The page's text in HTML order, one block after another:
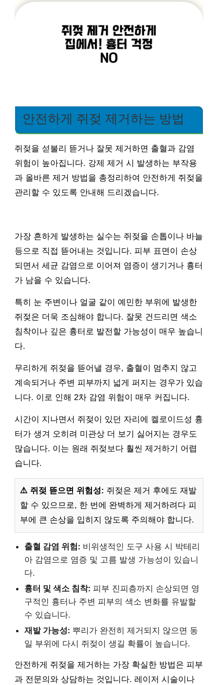
안전하게 쥐젖 제거하는 방법
쥐젖을 섣불리 뜯거나 잘못 제거하면 출혈과 감염
위험이 높아집니다. 강제 제거 시 발생하는 부작용
과 올바른 제거 방법을 총정리하여 안전하게 쥐젖을
관리할 수 있도록 안내해 드리겠습니다.
가장 흔하게 발생하는 실수는 쥐젖을 손톱이나 바늘
등으로 직접 뜯어내는 것입니다. 피부 표면이 손상
되면서 세균 감염으로 이어져 염증이 생기거나 흉터
가 남을 수 있습니다.
특히 눈 주변이나 얼굴 같이 예민한 부위에 발생한
쥐젖은 더욱 조심해야 합니다. 잘못 건드리면 색소
침착이나 깊은 흉터로 발전할 가능성이 매우 높습니
다.
무리하게 쥐젖을 뜯어낼 경우, 출혈이 멈추지 않고
계속되거나 주변 피부까지 넓게 퍼지는 경우가 있습
니다. 이로 인해 2차 감염 위험이 매우 커집니다.
시간이 지나면서 쥐젖이 있던 자리에 켈로이드성 흉
터가 생겨 오히려 미관상 더 보기 싫어지는 경우도
많습니다. 이는 원래 쥐젖보다 훨씬 제거하기 어렵
습니다.
⚠️ 쥐젖 뜯으면 위험성: 쥐젖은 제거 후에도 재발
할 수 있으므로, 한 번에 완벽하게 제거하려다 피
부에 큰 손상을 입히지 않도록 주의해야 합니다.
출혈 감염 위험: 비위생적인 도구 사용 시 박테리
아 감염으로 염증 및 고름 발생 가능성이 있습니
다.
흉터 및 색소 침착: 피부 진피층까지 손상되면 영
구적인 흉터나 주변 피부의 색소 변화를 유발할
수 있습니다.
재발 가능성: 뿌리가 완전히 제거되지 않으면 동
일 부위에 다시 쥐젖이 생길 확률이 높습니다.
안전하게 쥐젖을 제거하는 가장 확실한 방법은 피부
과 전문의와 상담하는 것입니다. 레이저 시술이나